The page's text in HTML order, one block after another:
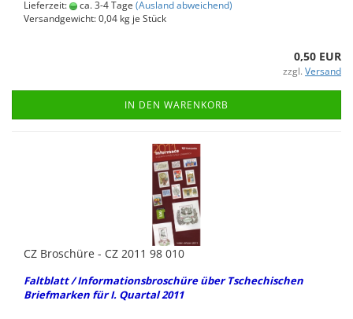
Lieferzeit: ca. 3-4 Tage (Ausland abweichend)
Versandgewicht:0,04 kg je Stück
0,50 EUR
zzgl. Versand
IN DEN WARENKORB
CZ Bro­schü­re - CZ 2011 98 010
Falt­blatt / In­for­ma­ti­ons­bro­schü­re über Tsche­chi­schen
Brief­mar­ken für I. Quar­tal 2011